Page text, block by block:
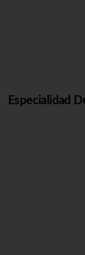
Especialidad